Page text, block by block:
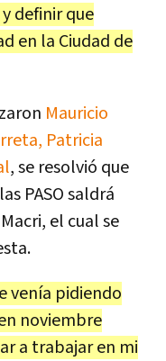
definir que
en la Ciudad de
Mauricio
Patricia
, se resolvió que
PASO saldrá
el cual se
venía pidiendo
noviembre
a trabajar en mi